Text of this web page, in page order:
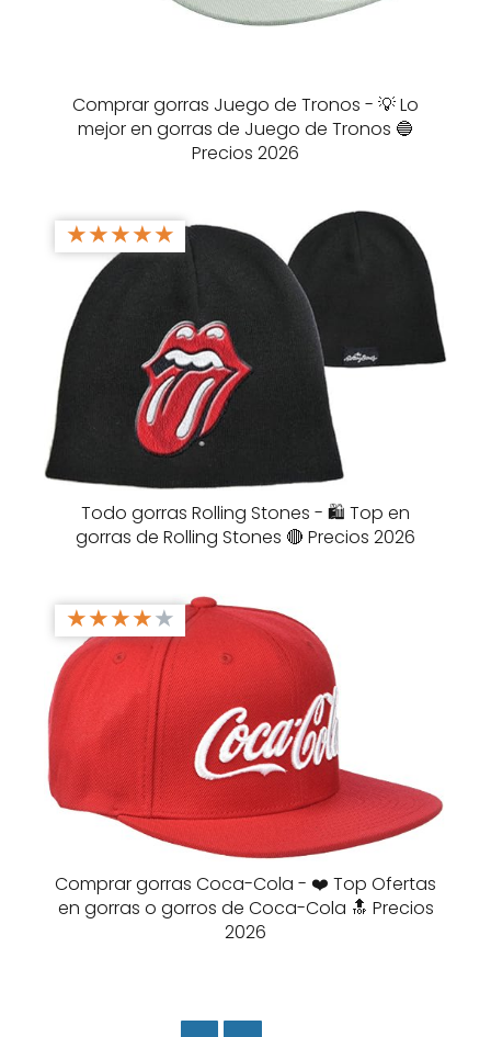
Comprar gorras Juego de Tronos - 💡 Lo
mejor en gorras de Juego de Tronos 🔵
Precios 2026
★★★★★
Todo gorras Rolling Stones - 🛍️ Top en
gorras de Rolling Stones 🔴 Precios 2026
★★★★★
Comprar gorras Coca-Cola - ❤️ Top Ofertas
en gorras o gorros de Coca-Cola 🔝 Precios
2026